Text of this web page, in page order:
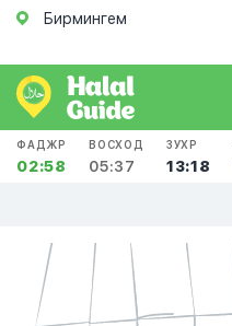
Бирмингем
ФАДЖР
02:58
ВОСХОД
05:37
ЗУХР
13:18